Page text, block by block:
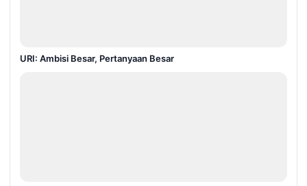
URI: Ambisi Besar, Pertanyaan Besar